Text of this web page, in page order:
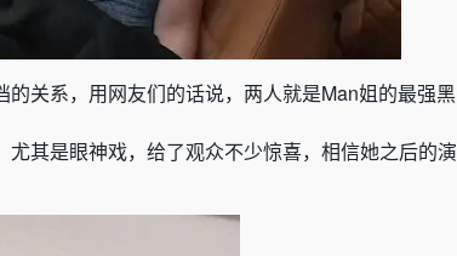
关系，用网友们的话说，两人就是Man姐的最强黑
其是眼神戏，给了观众不少惊喜，相信她之后的演